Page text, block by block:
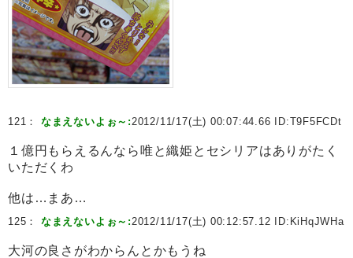
121： なまえないよぉ～:2012/11/17(土) 00:07:44.66 ID:T9F5FCDt
１億円もらえるんなら唯と織姫とセシリアはありがたく
いただくわ
他は…まあ…
125： なまえないよぉ～:2012/11/17(土) 00:12:57.12 ID: KiHqJWHa
大河の良さがわからんとかもうね